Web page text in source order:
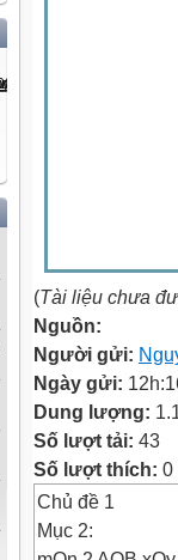
(Tài liệu chưa
Nguồn:
Người gửi:
Ngày gửi:
Dung lượng:
Số lượt tải: 43
Số lượt thích: 0
Chủ đề 1
Mục 2: